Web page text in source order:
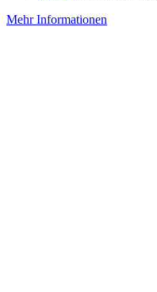
Mehr Informationen